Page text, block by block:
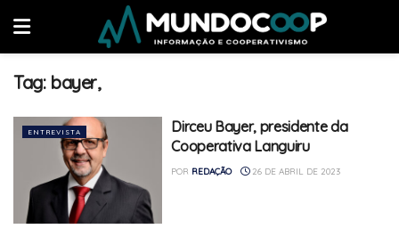
Tag: bayer,
ENTREVISTA
Dirceu Bayer, presidente da
Cooperativa Languiru
POR REDAÇÃO 26 DE ABRIL DE 2023